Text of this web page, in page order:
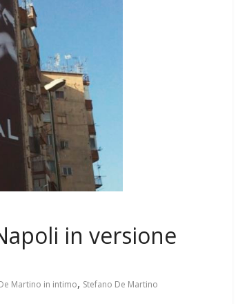
in versione
Martino in intimo, Stefano De Martino